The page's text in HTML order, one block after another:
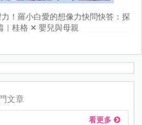
！羅小白愛的想像力快問快答：探
｜桂格 ✕ 嬰兒與母親
文章
看更多